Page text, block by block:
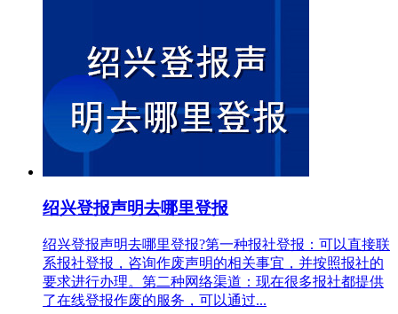
绍兴登报声明去哪里登报
绍兴登报声明去哪里登报?第一种报社登报：可以直接联
系报社登报，咨询作废声明的相关事宜，并按照报社的
要求进行办理。第二种网络渠道：现在很多报社都提供
了在线登报作废的服务，可以通过...